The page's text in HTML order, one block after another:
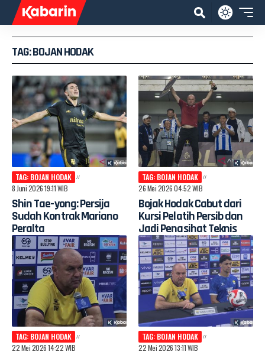
TAG: BOJAN HODAK
TAG: BOJAN HODAK
8 Juni 2026 19:11 WIB
Shin Tae-yong: Persija
Sudah Kontrak Mariano
Peralta
TAG: BOJAN HODAK
26 Mei 2026 04:52 WIB
Bojak Hodak Cabut dari
Kursi Pelatih Persib dan
Jadi Penasihat Teknis
TAG: BOJAN HODAK
22 Mei 2026 14:22 WIB
TAG: BOJAN HODAK
22 Mei 2026 13:11 WIB